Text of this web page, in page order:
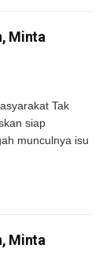
Minta
Tak
siap
munculnya isu
Minta